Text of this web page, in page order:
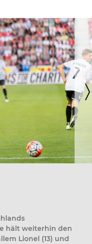
hält weiterhin den
Lionel (13) und
〉